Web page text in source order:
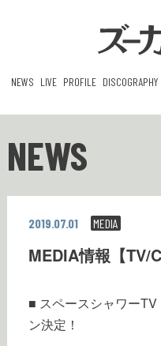
NEWS LIVE PROFILE DISCOGRAPHY
NEWS
2019.07.01 MEDIA
MEDIA情報【TV/
■ スペースシャワー
ン決定！